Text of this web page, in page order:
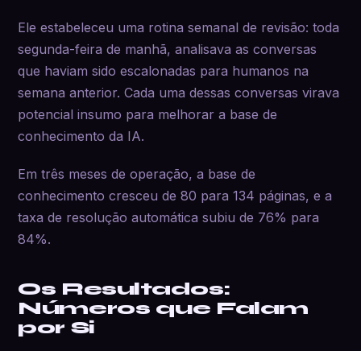
Ele estabeleceu uma rotina semanal de revisão: toda
segunda-feira de manhã, analisava as conversas
que haviam sido escalonadas para humanos na
semana anterior. Cada uma dessas conversas virava
potencial insumo para melhorar a base de
conhecimento da IA.
Em três meses de operação, a base de
conhecimento cresceu de 80 para 134 páginas, e a
taxa de resolução automática subiu de 76% para
84%.
Os Resultados:
Números que Falam
por Si